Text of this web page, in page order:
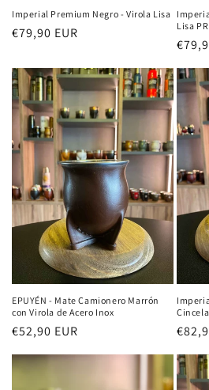
Imperial Premium Negro - Virola Lisa
Precio
€79,90 EUR
Lisa
EPUYÉN - Mate Camionero Marrón
con Virola de Acero Inox
Precio
habitual
€52,90 EUR